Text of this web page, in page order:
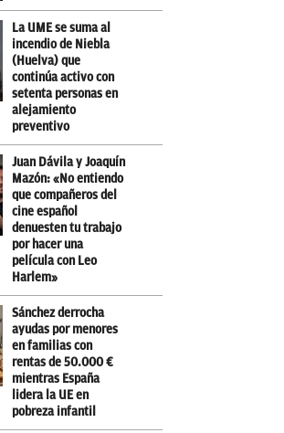
La UME se suma al
incendio de Niebla
(Huelva) que
continúa activo con
setenta personas en
alejamiento
preventivo
Juan Dávila y Joaquín
Mazón: «No entiendo
que compañeros del
cine español
denuesten tu trabajo
por hacer una
película con Leo
Harlem»
Sánchez derrocha
ayudas por menores
en familias con
rentas de 50.000 €
mientras España
lidera la UE en
pobreza infantil